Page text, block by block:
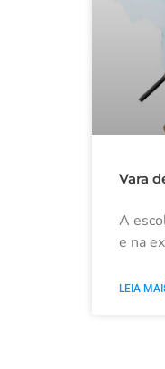
Vara
A
e na
LEIA